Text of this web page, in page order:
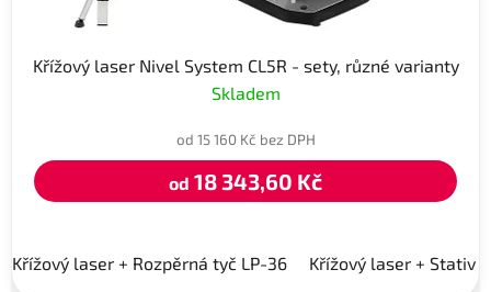
Křížový laser Nivel System CL5R - sety, různé varianty
Skladem
od 15 160 Kč bez DPH
od 18 343,60 Kč
Křížový laser + Rozpěrná tyč LP-36 Křížový laser + Stativ